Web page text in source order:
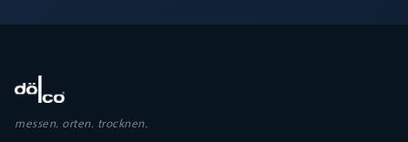
messen. orten. trocknen.